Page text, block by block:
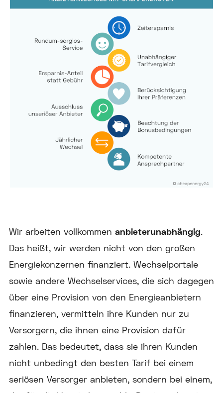
Wir arbeiten vollkommen anbieterunabhängig.
Das heißt, wir werden nicht von den großen
Energiekonzernen finanziert. Wechselportale
sowie andere Wechselservices, die sich dagegen
über eine Provision von den Energieanbietern
finanzieren, vermitteln ihre Kunden nur zu
Versorgern, die ihnen eine Provision dafür
zahlen. Das bedeutet, dass sie ihren Kunden
nicht unbedingt den besten Tarif bei einem
seriösen Versorger anbieten, sondern bei einem,